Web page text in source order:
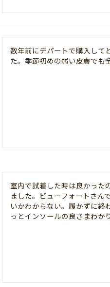
数年前にデパートで購入して
た。季節初めの弱い皮膚でも
室内で試着した時は良かった
ました。ビューフォートさん
いかわからない。履かずに終
っとインソールの良さまわか